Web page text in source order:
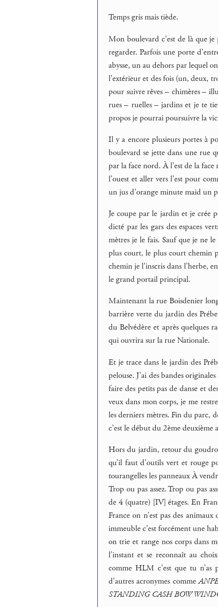
Temps gris mais tiède.
Mon boulevard c’est de là que
regarder. Parfois une porte
abysse, un au dehors par lequel
l’extérieur et des fois (un, deux,
pour suivre rêves – chimères –
rues – ruelles – jardins et je te
propos je pourrai poursuivre la
Il y a encore plusieurs portes à
boulevard se jette dans une rue
par la face nord. À l’est de la
l’ouest et aller vers l’est pour
un jus d’orange minute maid un
Je coupe par le jardin et je crée
dicté par les gars des espaces
mètres je le fais. Sauf que je ne
plus court, le plus court chemin
chemin je l’inscris dans l’herbe,
le grand portail principal.
Maintenant la rue Boisdenier
barrière verte du jardin des
du Belvédère et après quelques
qui ouvrira sur la rue Nationale.
Et je trace dans le jardin des
pelouse. J’ai des bandes
faire des petits pas de danse et
veux dans mon corps, je me
les derniers mètres. Fin du parc,
c’est le début du 2ème deuxième
Hors du jardin, retour du
qu’il faut d’outils vert et rouge
tourangelles les panneaux À
Trop ou pas assez. Trop ou pas
de 4 (quatre) [IV] étages. En
France on n’est pas des
immeuble c’est forcément une
on trie et range nos corps dans
l’instant et se reconnaît au
comme HLM c’est que tu n’as
d’autres acronymes comme
STANDING CASH BOW